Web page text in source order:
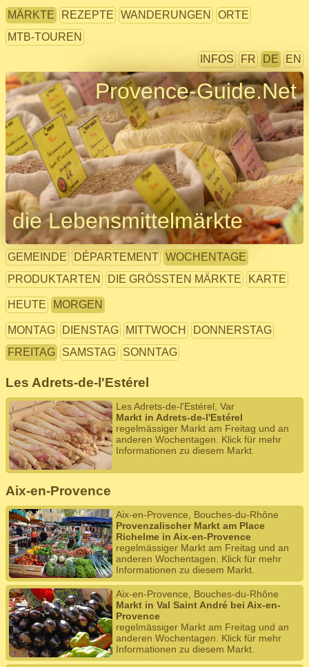
MÄRKTE REZEPTE WANDERUNGEN
ORTE
MTB-TOUREN
INFOS
FR DE EN
Provence-Guide.Net
die Lebensmittelmärkte
GEMEINDE DÉPARTEMENT WOCHENTAGE
PRODUKTARTEN
DIE GRÖSSTEN MÄRKTE KARTE
HEUTE MORGEN
MONTAG DIENSTAG MITTWOCH
DONNERSTAG
FREITAG
SAMSTAG SONNTAG
Les Adrets-de-l'Estérel
Les Adrets-de-l'Estérel, Var
Markt in Adrets-de-l'Estérel
regelmässiger Markt am Freitag und an
anderen Wochentagen. Klick für mehr
Informationen zu diesem Markt.
Aix-en-Provence
Aix-en-Provence, Bouches-du-Rhône
Provenzalischer Markt am Place
Richelme in Aix-en-Provence
regelmässiger Markt am Freitag und an
anderen Wochentagen. Klick für mehr
Informationen zu diesem Markt.
Aix-en-Provence, Bouches-du-Rhône
Markt in Val Saint André bei Aix-en-
Provence
regelmässiger Markt am Freitag und an
anderen Wochentagen. Klick für mehr
Informationen zu diesem Markt.